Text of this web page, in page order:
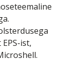
ist,